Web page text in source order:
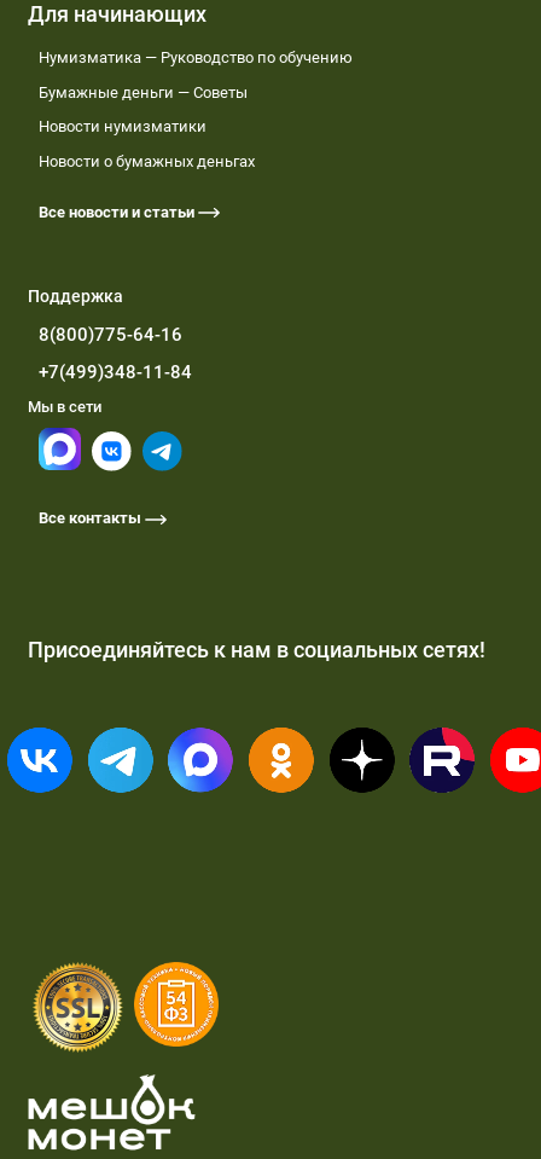
Для начинающих
Нумизматика — Руководство по обучению
Бумажные деньги — Советы
Новости нумизматики
Новости о бумажных деньгах
Все новости и статьи
Поддержка
8(800)775-64-16
+7(499)348-11-84
Мы в сети
Все контакты
Присоединяйтесь к нам в социальных сетях!